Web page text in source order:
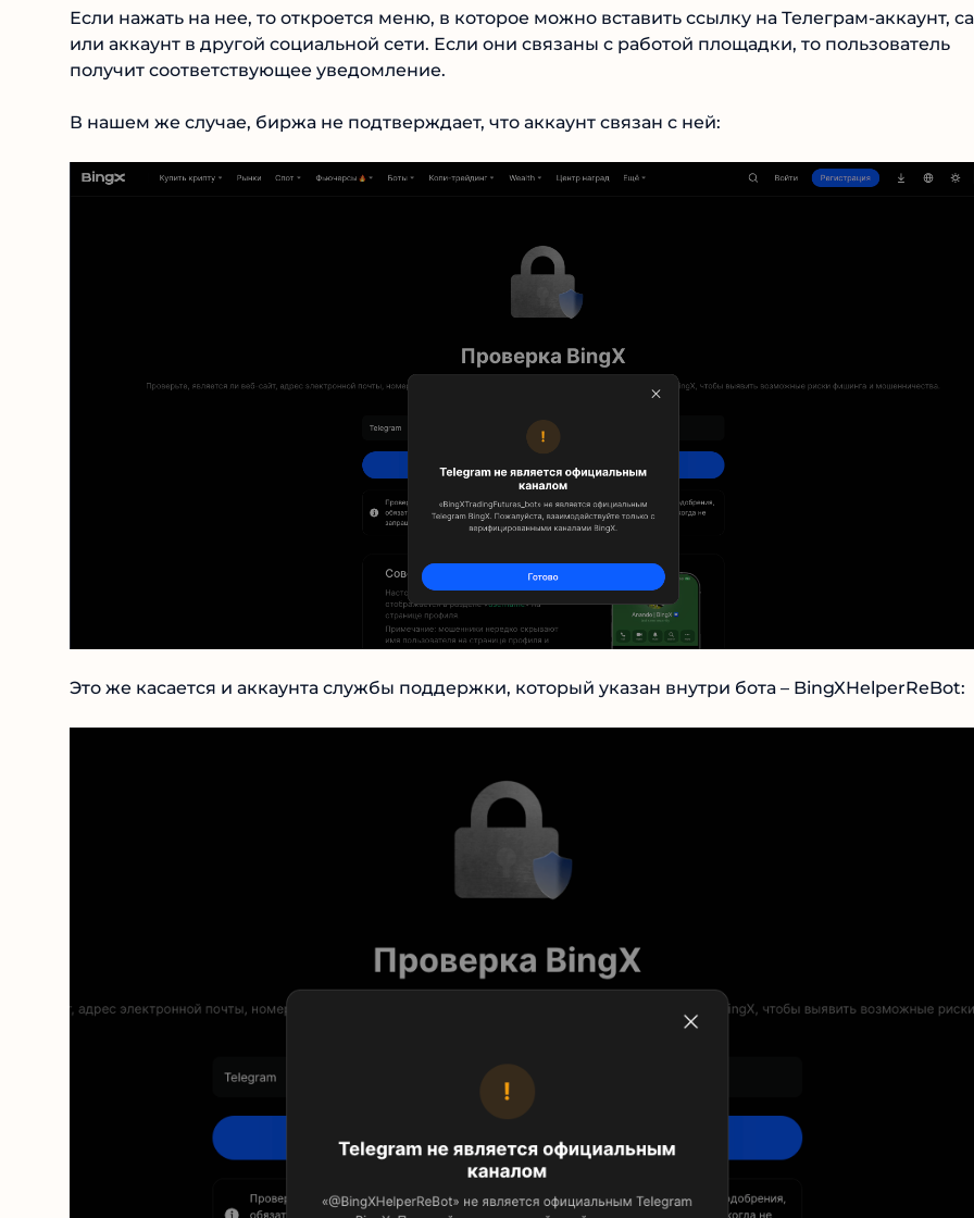
Если нажать на нее, то откроется меню, в которое можно вставить ссылку на Телеграм-аккаунт,
сайт или аккаунт в другой социальной сети. Если они связаны с работой площадки, то
пользователь получит соответствующее уведомление.
В нашем же случае, биржа не подтверждает, что аккаунт связан с ней:
Это же касается и аккаунта службы поддержки, который указан внутри бота – BingXHelperReBot: